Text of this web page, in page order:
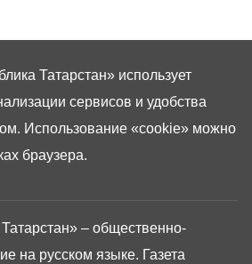
Татарстан» – общественно-
на русском языке. Газета
Татарстан» использует
сервисов и удобства
Использование «cookie» можно
браузера.